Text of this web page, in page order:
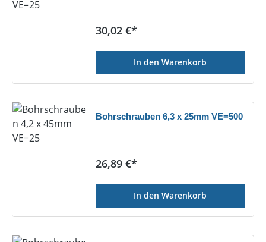
Regulärer Preis:
30,02 €*
In den Warenkorb
Bohrschrauben 6,3 x 25mm VE=500
Regulärer Preis:
26,89 €*
In den Warenkorb